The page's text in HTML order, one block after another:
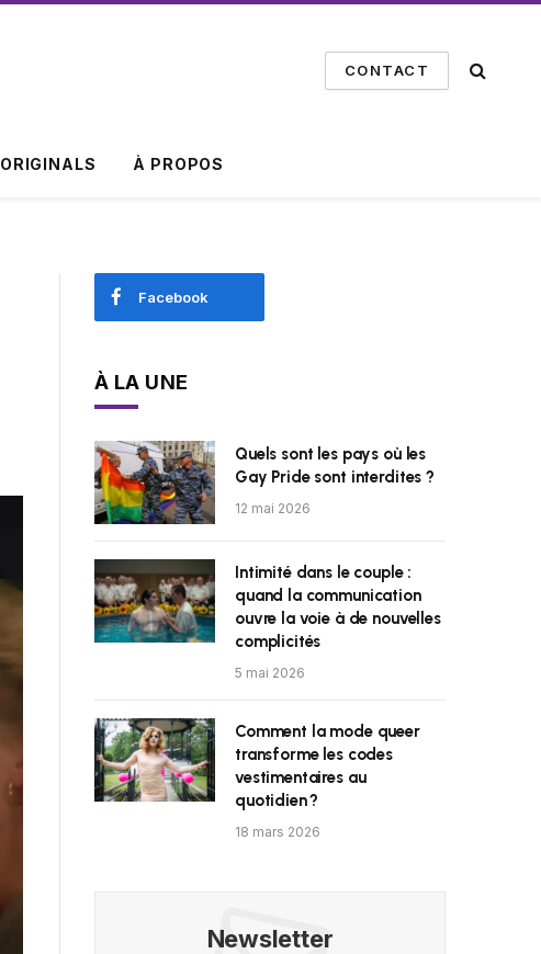
CONTACT
ORIGINALS À PROPOS
Facebook
À LA UNE
Quels sont les pays où les
Gay Pride sont interdites ?
12 mai 2026
Intimité dans le couple :
quand la communication
ouvre la voie à de nouvelles
complicités
5 mai 2026
Comment la mode queer
transforme les codes
vestimentaires au
quotidien ?
18 mars 2026
Newsletter